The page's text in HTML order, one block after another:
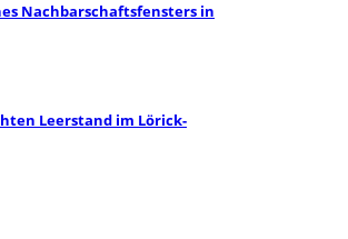
Nachbarschaftsfensters in
Leerstand im Lörick-